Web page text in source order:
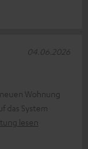
Wohnung
das System
lesen
04.06.2026